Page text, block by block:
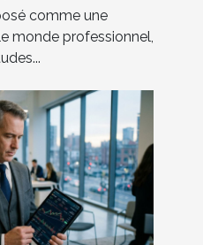
comme une
monde professionnel,